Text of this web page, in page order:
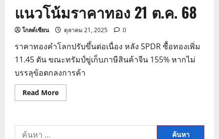
แนวโน้มราคาทอง 21 ต.ค. 68
โกลด์เซียน ตุลาคม 21, 2025 0
ราคาทองคำโลกปรับขึ้นต่อเนื่อง หลัง SPDR ซื้อทองเพิ่ม
11.45 ตัน ขณะทรัมป์ขู่เก็บภาษีสินค้าจีน 155% หากไม่
บรรลุข้อตกลงการค้า
Read MoreRead
more
ราคา
ค้นหา